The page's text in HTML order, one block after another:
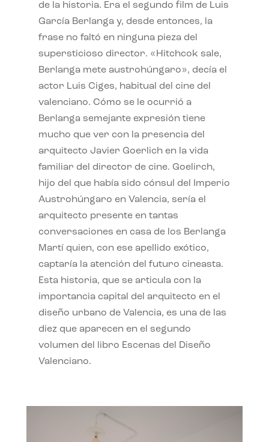
de la historia. Era el segundo film de Luis
García Berlanga y, desde entonces, la
frase no faltó en ninguna pieza del
supersticioso director. «Hitchcok sale,
Berlanga mete austrohúngaro», decía el
actor Luis Ciges, habitual del cine del
valenciano. Cómo se le ocurrió a
Berlanga semejante expresión tiene
mucho que ver con la presencia del
arquitecto Javier Goerlich en la vida
familiar del director de cine. Goelirch,
hijo del que había sido cónsul del Imperio
Austrohúngaro en Valencia, sería el
arquitecto presente en tantas
conversaciones en casa de los Berlanga
Martí quien, con ese apellido exótico,
captaría la atención del futuro cineasta.
Esta historia, que se articula con la
importancia capital del arquitecto en el
diseño urbano de Valencia, es una de las
diez que aparecen en el segundo
volumen del libro Escenas del Diseño
Valenciano.